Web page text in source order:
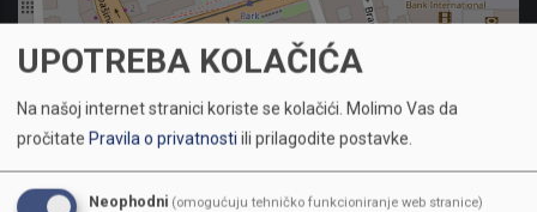
UPOTREBA KOLAČIĆA
Na našoj internet stranici koriste se kolačići. Molimo Vas da
pročitate Pravila o privatnostiili prilagodite postavke.
Neophodni (omogućuju tehničko funkcioniranje web stranice)